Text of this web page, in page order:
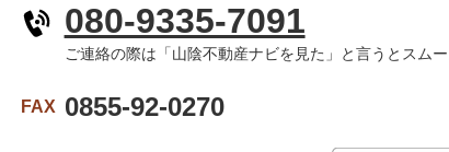
080-9335-7091
ご連絡の際は「山陰不動産ナビを見た」と言うとスム
FAX 0855-92-0270